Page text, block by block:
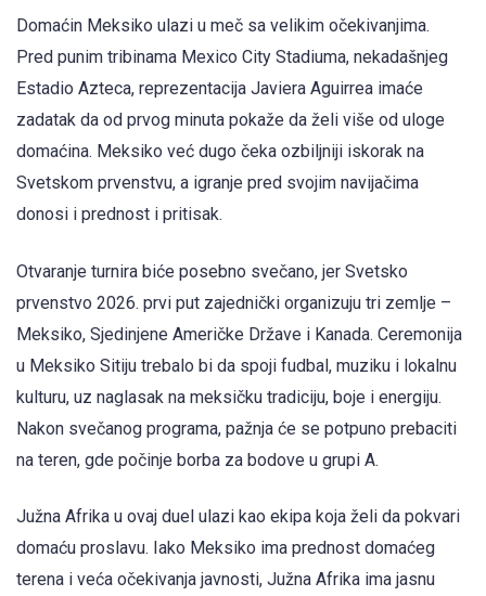
Domaćin Meksiko ulazi u meč sa velikim očekivanjima.
Pred punim tribinama Mexico City Stadiuma, nekadašnjeg
Estadio Azteca, reprezentacija Javiera Aguirrea imaće
zadatak da od prvog minuta pokaže da želi više od uloge
domaćina. Meksiko već dugo čeka ozbiljniji iskorak na
Svetskom prvenstvu, a igranje pred svojim navijačima
donosi i prednost i pritisak.
Otvaranje turnira biće posebno svečano, jer Svetsko
prvenstvo 2026. prvi put zajednički organizuju tri zemlje –
Meksiko, Sjedinjene Američke Države i Kanada. Ceremonija
u Meksiko Sitiju trebalo bi da spoji fudbal, muziku i lokalnu
kulturu, uz naglasak na meksičku tradiciju, boje i energiju.
Nakon svečanog programa, pažnja će se potpuno prebaciti
na teren, gde počinje borba za bodove u grupi A.
Južna Afrika u ovaj duel ulazi kao ekipa koja želi da pokvari
domaću proslavu. Iako Meksiko ima prednost domaćeg
terena i veća očekivanja javnosti, Južna Afrika ima jasnu